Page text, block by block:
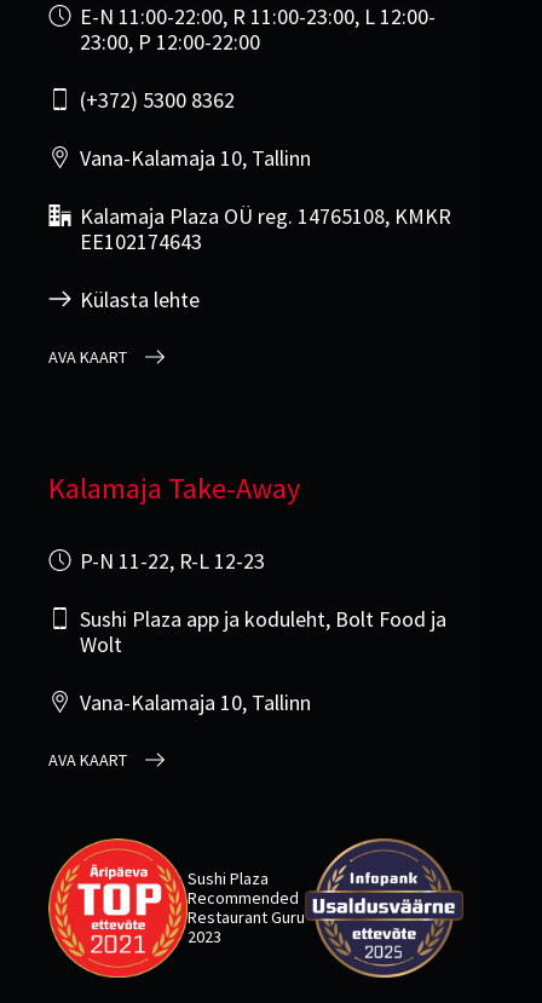
E-N 11:00-22:00, R 11:00-23:00, L 12:00-
23:00, P 12:00-22:00
(+372) 5300 8362
Vana-Kalamaja 10, Tallinn
Kalamaja Plaza OÜ reg. 14765108, KMKR
EE102174643
Külasta lehte
AVA KAART
Kalamaja Take-Away
P-N 11-22, R-L 12-23
Sushi Plaza app ja koduleht, Bolt Food ja
Wolt
Vana-Kalamaja 10, Tallinn
AVA KAART
Sushi Plaza
Recommended
Restaurant Guru
2023